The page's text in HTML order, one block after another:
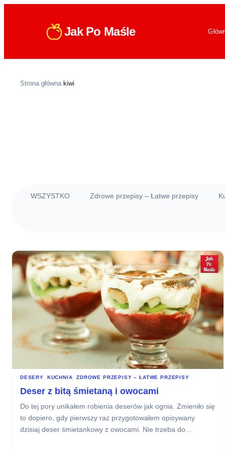
Jak Po Maśle
Strona główna/ kiwi
WSZYSTKO Zdrowe przepisy – Łatwe przepisy
DESERY KUCHNIA , ZDROWE PRZEPISY – ŁATWE PRZEPISY
Deser z bitą śmietaną i owocami
Do tej pory unikałem robienia deserów jak ognia. Zmieniło się
to dopiero, gdy pierwszy raz przygotowałem opisywany
dzisiaj deser śmietankowy z owocami. Nie trzeba do…